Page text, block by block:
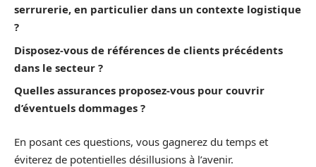
serrurerie, en particulier dans un contexte logistique
?
Disposez-vous de références de clients précédents
dans le secteur ?
Quelles assurances proposez-vous pour couvrir
d’éventuels dommages ?
En posant ces questions, vous gagnerez du temps et
éviterez de potentielles désillusions à l’avenir.